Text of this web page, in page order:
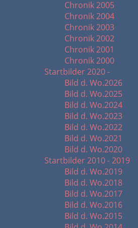
Chronik 2005
Chronik 2004
Chronik 2003
Chronik 2002
Chronik 2001
Chronik 2000
Startbilder 2020 -
Bild d. Wo.2026
Bild d. Wo.2025
Bild d. Wo.2024
Bild d. Wo.2023
Bild d. Wo.2022
Bild d. Wo.2021
Bild d. Wo.2020
Startbilder 2010 - 2019
Bild d. Wo.2019
Bild d. Wo.2018
Bild d. Wo.2017
Bild d. Wo.2016
Bild d. Wo.2015